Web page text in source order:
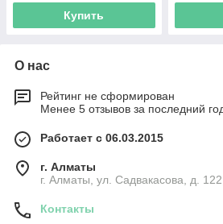
Купить
О нас
Рейтинг не сформирован
Менее 5 отзывов за последний
Работает с 06.03.2015
г. Алматы
г. Алматы, ул. Садвакасова, д.
Контакты